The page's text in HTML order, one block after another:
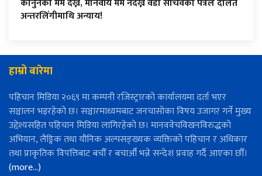
अन्तरलिंगीमाथि अन्याय!
हाम्रो बारेमा
पहिचान मिडिया २०६९ मा कम्पनी रजिस्ट्रारको कार्यालयमा दर्ता भएर
सञ्चालन भइरहेको छ। सञ्चारमाध्यमबाट जनचासोका विषय उजागर गर्ने मुख्य
उद्देश्यसहित पहिचान मिडिया लागिरहेको छ। मानववेचविखनविरुद्धको
अभियान, लैङ्गिक तथा यौनिक अल्पसङ्ख्यक व्यक्तिको पहिचान र अधिकार
तथा प्राकृतिक विपत्तिबाट बचौँ र बचाऔँ भन्ने सन्देश प्रवाह गर्दै आएका छौँ।
(more…)